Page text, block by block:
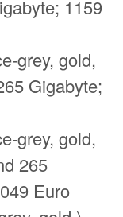
1159
grey, gold,
Gigabyte;
grey, gold,
265
Euro